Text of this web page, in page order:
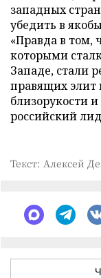
западных
убедить в
«Правда в том,
которыми
Западе, стали
правящих элит
близорукости
российский
Текст: Алексей